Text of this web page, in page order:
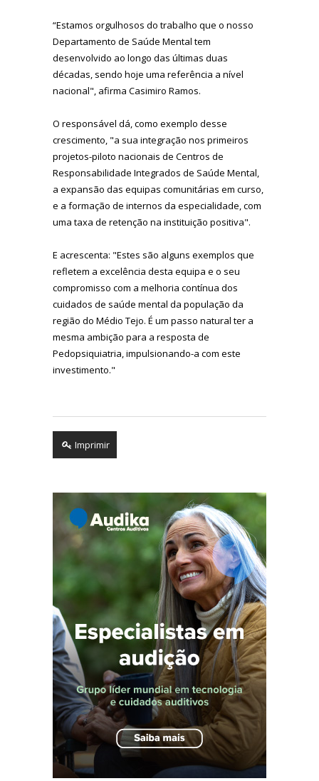
“Estamos orgulhosos do trabalho que o nosso
Departamento de Saúde Mental tem
desenvolvido ao longo das últimas duas
décadas, sendo hoje uma referência a nível
nacional", afirma Casimiro Ramos.
O responsável dá, como exemplo desse
crescimento, "a sua integração nos primeiros
projetos-piloto nacionais de Centros de
Responsabilidade Integrados de Saúde Mental,
a expansão das equipas comunitárias em curso,
e a formação de internos da especialidade, com
uma taxa de retenção na instituição positiva".
E acrescenta: "Estes são alguns exemplos que
refletem a excelência desta equipa e o seu
compromisso com a melhoria contínua dos
cuidados de saúde mental da população da
região do Médio Tejo. É um passo natural ter a
mesma ambição para a resposta de
Pedopsiquiatria, impulsionando-a com este
investimento."
Imprimir